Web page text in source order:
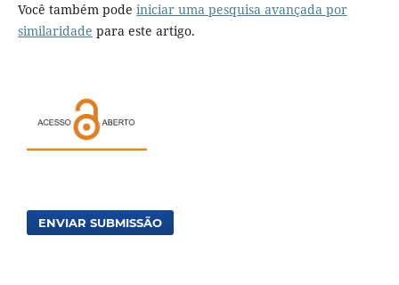
Você também pode iniciar uma pesquisa avançada por
similaridade para este artigo.
ENVIAR SUBMISSÃO